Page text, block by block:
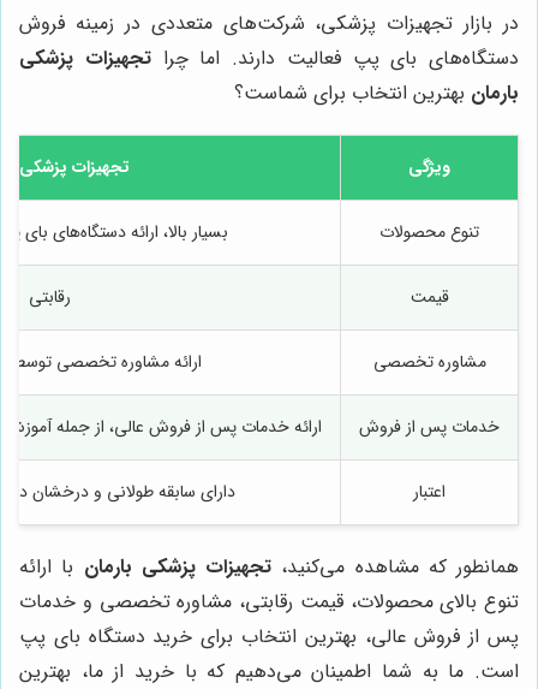
در بازار تجهیزات پزشکی، شرکت‌های متعددی در زمینه فروش
دستگاه‌های بای پپ فعالیت دارند. اما چراتجهیزات پزشکی
بارمان بهترین انتخاب برای شماست؟
ویژگی تجهیزات پزشکی
تنوع محصولات بسیار بالا، ارائه دستگاه‌های
قیمت رقابتی
مشاوره تخصصی ارائه مشاوره تخصصی توسط
خدمات پس از فروش ارائه خدمات پس از فروش عالی، از جمله آموزش
اعتبار دارای سابقه طولانی و درخشان در
همانطور که مشاهده می‌کنید، تجهیزات پزشکی بارمان با ارائه
تنوع بالای محصولات، قیمت رقابتی، مشاوره تخصصی و خدمات
پس از فروش عالی، بهترین انتخاب برای خرید دستگاه بای پپ
است. ما به شما اطمینان می‌دهیم که با خرید از ما، بهترین